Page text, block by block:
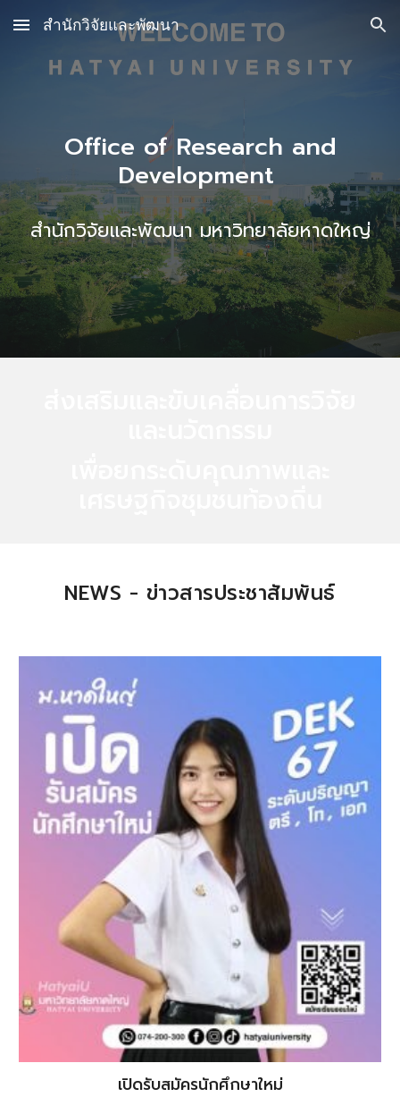
Skip to main content Skip to navigation
สำนักวิจัยและพัฒนา
Office of Research and
Development
สำนักวิจัยและพัฒนา มหาวิทยาลัยหาดใหญ่
NEWS - ข่าวสารประชาสัมพันธ์
เปิดรับสมัครนักศึกษาใหม่